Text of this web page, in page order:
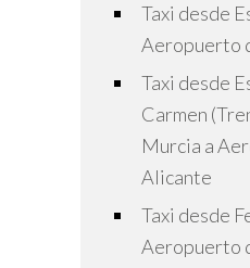
Taxi desde
Aeropuerto
Taxi desde
Carmen
Murcia a
Alicante
Taxi desde
Aeropuerto